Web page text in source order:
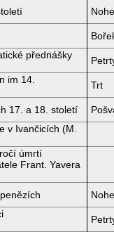
přednášky
im 14.
Trt
17. a 18. století
v Ivančicích (M.
úmrtí
Frant. Yavera